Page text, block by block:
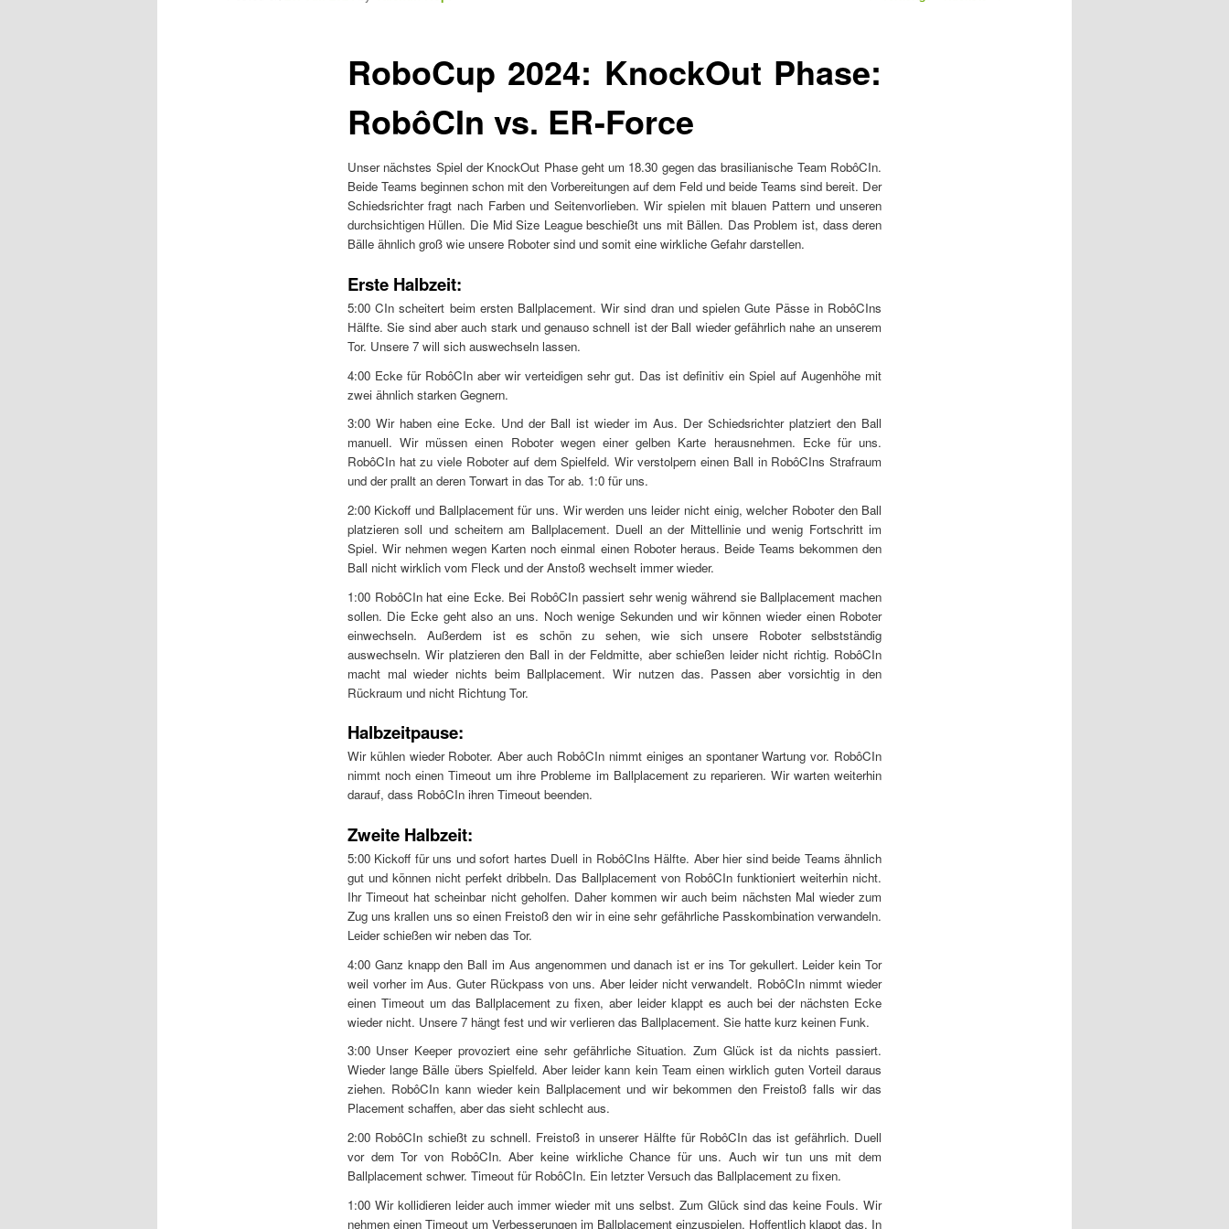
k
e
v
i
g
a
n
RoboCup 2024: KnockOut Phase:
RobôCIn vs. ER-Force
Unser nächstes Spiel der KnockOut Phase geht um 18.30 gegen das brasilianische Team RobôCIn.
Beide Teams beginnen schon mit den Vorbereitungen auf dem Feld und beide Teams sind bereit. Der
Schiedsrichter fragt nach Farben und Seitenvorlieben. Wir spielen mit blauen Pattern und unseren
durchsichtigen Hüllen. Die Mid Size League beschießt uns mit Bällen. Das Problem ist, dass deren
Bälle ähnlich groß wie unsere Roboter sind und somit eine wirkliche Gefahr darstellen.
Erste Halbzeit:
5:00 CIn scheitert beim ersten Ballplacement. Wir sind dran und spielen Gute Pässe in RobôCIns
Hälfte. Sie sind aber auch stark und genauso schnell ist der Ball wieder gefährlich nahe an unserem
Tor. Unsere 7 will sich auswechseln lassen.
4:00 Ecke für RobôCIn aber wir verteidigen sehr gut. Das ist definitiv ein Spiel auf Augenhöhe mit
zwei ähnlich starken Gegnern.
3:00 Wir haben eine Ecke. Und der Ball ist wieder im Aus. Der Schiedsrichter platziert den Ball
manuell. Wir müssen einen Roboter wegen einer gelben Karte herausnehmen. Ecke für uns.
RobôCIn hat zu viele Roboter auf dem Spielfeld. Wir verstolpern einen Ball in RobôCIns Strafraum
und der prallt an deren Torwart in das Tor ab. 1:0 für uns.
2:00 Kickoff und Ballplacement für uns. Wir werden uns leider nicht einig, welcher Roboter den Ball
platzieren soll und scheitern am Ballplacement. Duell an der Mittellinie und wenig Fortschritt im
Spiel. Wir nehmen wegen Karten noch einmal einen Roboter heraus. Beide Teams bekommen den
Ball nicht wirklich vom Fleck und der Anstoß wechselt immer wieder.
1:00 RobôCIn hat eine Ecke. Bei RobôCIn passiert sehr wenig während sie Ballplacement machen
sollen. Die Ecke geht also an uns. Noch wenige Sekunden und wir können wieder einen Roboter
einwechseln. Außerdem ist es schön zu sehen, wie sich unsere Roboter selbstständig
auswechseln. Wir platzieren den Ball in der Feldmitte, aber schießen leider nicht richtig. RobôCIn
macht mal wieder nichts beim Ballplacement. Wir nutzen das. Passen aber vorsichtig in den
Rückraum und nicht Richtung Tor.
Halbzeitpause:
Wir kühlen wieder Roboter. Aber auch RobôCIn nimmt einiges an spontaner Wartung vor. RobôCIn
nimmt noch einen Timeout um ihre Probleme im Ballplacement zu reparieren. Wir warten weiterhin
darauf, dass RobôCIn ihren Timeout beenden.
Zweite Halbzeit:
5:00 Kickoff für uns und sofort hartes Duell in RobôCIns Hälfte. Aber hier sind beide Teams ähnlich
gut und können nicht perfekt dribbeln. Das Ballplacement von RobôCIn funktioniert weiterhin nicht.
Ihr Timeout hat scheinbar nicht geholfen. Daher kommen wir auch beim nächsten Mal wieder zum
Zug uns krallen uns so einen Freistoß den wir in eine sehr gefährliche Passkombination verwandeln.
Leider schießen wir neben das Tor.
4:00 Ganz knapp den Ball im Aus angenommen und danach ist er ins Tor gekullert. Leider kein Tor
weil vorher im Aus. Guter Rückpass von uns. Aber leider nicht verwandelt. RobôCIn nimmt wieder
einen Timeout um das Ballplacement zu fixen, aber leider klappt es auch bei der nächsten Ecke
wieder nicht. Unsere 7 hängt fest und wir verlieren das Ballplacement. Sie hatte kurz keinen Funk.
3:00 Unser Keeper provoziert eine sehr gefährliche Situation. Zum Glück ist da nichts passiert.
Wieder lange Bälle übers Spielfeld. Aber leider kann kein Team einen wirklich guten Vorteil daraus
ziehen. RobôCIn kann wieder kein Ballplacement und wir bekommen den Freistoß falls wir das
Placement schaffen, aber das sieht schlecht aus.
2:00 RobôCIn schießt zu schnell. Freistoß in unserer Hälfte für RobôCIn das ist gefährlich. Duell
vor dem Tor von RobôCIn. Aber keine wirkliche Chance für uns. Auch wir tun uns mit dem
Ballplacement schwer. Timeout für RobôCIn. Ein letzter Versuch das Ballplacement zu fixen.
1:00 Wir kollidieren leider auch immer wieder mit uns selbst. Zum Glück sind das keine Fouls. Wir
nehmen einen Timeout um Verbesserungen im Ballplacement einzuspielen. Hoffentlich klappt das. In